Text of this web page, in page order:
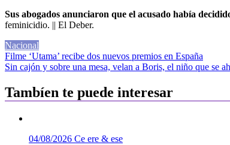
Sus abogados anunciaron que el acusado había
feminicidio. || El Deber.
Nacional
Navegación
de
entradas
Filme ‘Utama’ recibe dos nuevos premios en España
Sin cajón y sobre una mesa, velan a Boris, el niño que se
Tambíen te puede interesar
04/08/2026 Ce ere & ese